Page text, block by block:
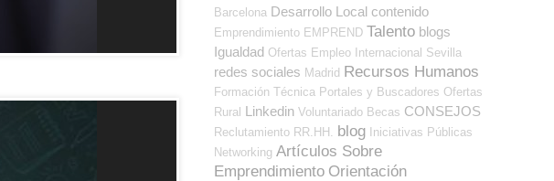
Barcelona Desarrollo Local contenido
Emprendimiento EMPREND Talento blogs
Igualdad Ofertas Empleo Internacional Sevilla
redes sociales Madrid Recursos Humanos
Formación Técnica Portales y Buscadores Ofertas
Rural Linkedin Voluntariado Becas CONSEJOS
Reclutamiento RR.HH. blog Iniciativas Públicas
Networking Artículos Sobre
Emprendimiento Orientación